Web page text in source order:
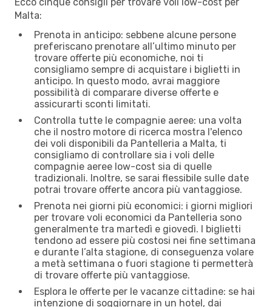
Malta:
Prenota in anticipo: sebbene alcune persone
preferiscano prenotare all’ultimo minuto per
trovare offerte più economiche, noi ti
consigliamo sempre di acquistare i biglietti in
anticipo. In questo modo, avrai maggiore
possibilità di comparare diverse offerte e
assicurarti sconti limitati.
Controlla tutte le compagnie aeree: una volta
che il nostro motore di ricerca mostra l'elenco
dei voli disponibili da Pantelleria a Malta, ti
consigliamo di controllare sia i voli delle
compagnie aeree low-cost sia di quelle
tradizionali. Inoltre, se sarai flessibile sulle date
potrai trovare offerte ancora più vantaggiose.
Prenota nei giorni più economici: i giorni migliori
per trovare voli economici da Pantelleria sono
generalmente tra martedì e giovedì. I biglietti
tendono ad essere più costosi nei fine settimana
e durante l’alta stagione, di conseguenza volare
a metà settimana o fuori stagione ti permetterà
di trovare offerte più vantaggiose.
Esplora le offerte per le vacanze cittadine: se hai
intenzione di soggiornare in un hotel, dai